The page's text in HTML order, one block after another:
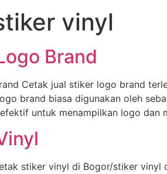
vinyl
Brand
Cetak jual stiker logo brand
brand biasa digunakan oleh
untuk menampilkan logo dan
stiker vinyl di Bogor/stiker